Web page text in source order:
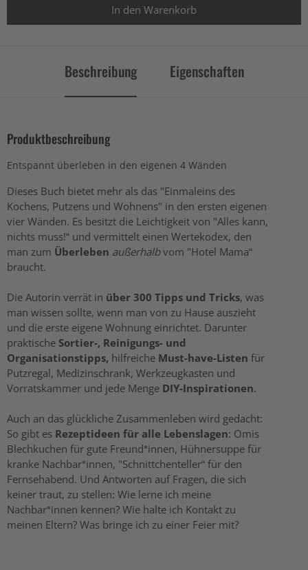
Beschreibung Eigenschaften
Produktbeschreibung
Entspannt überleben in den eigenen 4 Wänden
Dieses Buch bietet mehr als das "Einmaleins des
Kochens, Putzens und Wohnens" in den ersten eigenen
vier Wänden. Es besitzt die Leichtigkeit von "Alles kann,
nichts muss!“ und vermittelt einen Wertekodex, den
man zum Überleben außerhalbvom "Hotel Mama“
braucht.
Die Autorin verrät in über 300 Tipps und Tricks, was
man wissen sollte, wenn man von zu Hause auszieht
und die erste eigene Wohnung einrichtet. Darunter
praktische Sortier-, Reinigungs- und
Organisationstipps, hilfreiche Must-have-Listen für
Putzregal, Medizinschrank, Werkzeugkasten und
Vorratskammer und jede Menge DIY-Inspirationen.
Auch an das glückliche Zusammenleben wird gedacht:
So gibt es Rezeptideen für alle Lebenslagen: Omis
Blechkuchen für gute Freund*innen, Hühnersuppe für
kranke Nachbar*innen, "Schnittchenteller“ für den
Fernsehabend. Und Antworten auf Fragen, die sich
keiner traut, zu stellen: Wie lerne ich meine
Nachbar*innen kennen? Wie halte ich Kontakt zu
meinen Eltern? Was bringe ich zu einer Feier mit?